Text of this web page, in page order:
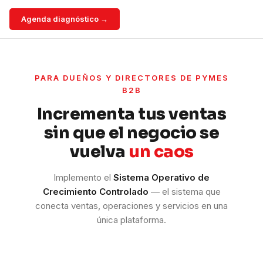
Agenda diagnóstico →
PARA DUEÑOS Y DIRECTORES DE PYMES
B2B
Incrementa tus ventas
sin que el negocio se
vuelva un caos
Implemento el Sistema Operativo de
Crecimiento Controlado — el sistema que
conecta ventas, operaciones y servicios en una
única plataforma.